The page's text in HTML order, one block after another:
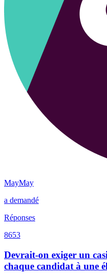
MayMay
a demandé
Réponses
8653
Devrait-on exiger un
chaque candidat à une